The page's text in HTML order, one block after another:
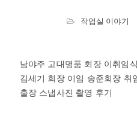
작업실 이야기
남야주 고대명품 회장 이취임식
김세기 회장 이임 송준회장 취
출장 스냅사진 촬영 후기